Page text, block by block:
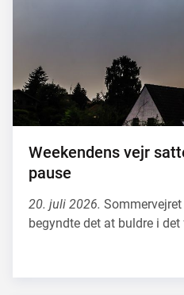
Weekendens vejr
pause
20. juli 2026.
begyndte det at buldre i